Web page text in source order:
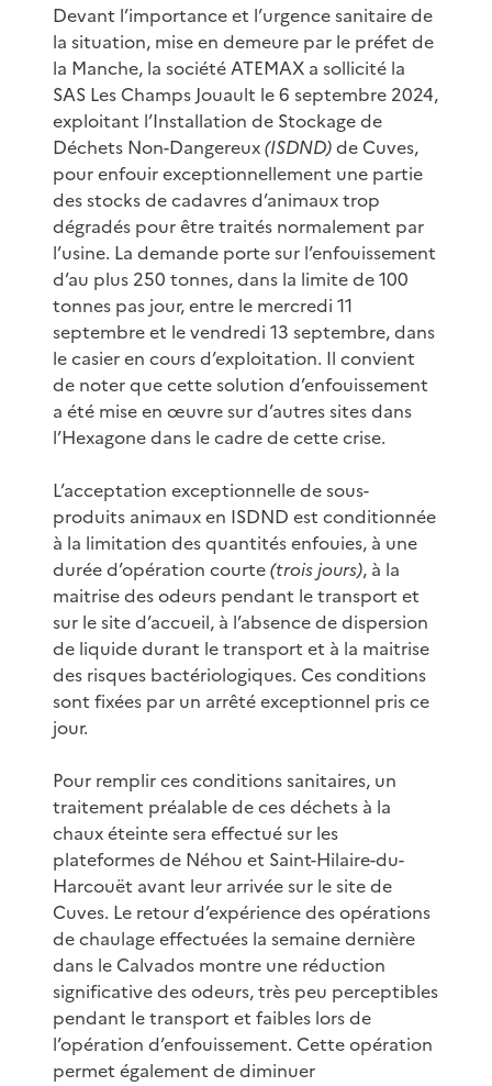
Devant l’importance et l’urgence sanitaire de
la situation, mise en demeure par le préfet de
la Manche, la société ATEMAX a sollicité la
SAS Les Champs Jouault le 6 septembre 2024,
exploitant l’Installation de Stockage de
Déchets Non-Dangereux(ISDND)de Cuves,
pour enfouir exceptionnellement une partie
des stocks de cadavres d’animaux trop
dégradés pour être traités normalement par
l’usine. La demande porte sur l’enfouissement
d’au plus 250 tonnes, dans la limite de 100
tonnes pas jour, entre le mercredi 11
septembre et le vendredi 13 septembre, dans
le casier en cours d’exploitation. Il convient
de noter que cette solution d’enfouissement
a été mise en œuvre sur d’autres sites dans
l’Hexagone dans le cadre de cette crise.
L’acceptation exceptionnelle de sous-
produits animaux en ISDND est conditionnée
à la limitation des quantités enfouies, à une
durée d’opération courte(trois jours), à la
maitrise des odeurs pendant le transport et
sur le site d’accueil, à l’absence de dispersion
de liquide durant le transport et à la maitrise
des risques bactériologiques. Ces conditions
sont fixées par un arrêté exceptionnel pris ce
jour.
Pour remplir ces conditions sanitaires, un
traitement préalable de ces déchets à la
chaux éteinte sera effectué sur les
plateformes de Néhou et Saint-Hilaire-du-
Harcouët avant leur arrivée sur le site de
Cuves. Le retour d’expérience des opérations
de chaulage effectuées la semaine dernière
dans le Calvados montre une réduction
significative des odeurs, très peu perceptibles
pendant le transport et faibles lors de
l’opération d’enfouissement. Cette opération
permet également de diminuer